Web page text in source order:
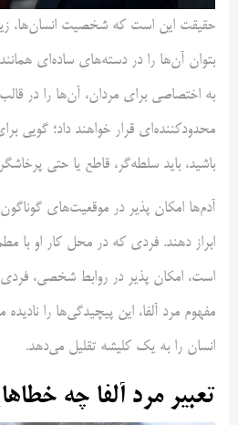
حقیقت این است که شخصیت انسان‌ها،
بتوان آن‌ها را در دسته‌های ساده‌ای همانند
به اختصاصی برای مردان، آن‌ها را در
محدودکننده‌ای قرار خواهند داد؛ گویی
باشید، باید سلطه‌گر، قاطع یا حتی
آدم‌ها امکان پذیر در موقعیت‌های
ابراز دهند. فردی که در محل کار او با
است، امکان پذیر در روابط شخصی، فردی
مفهوم مرد آلفا، این پیچیدگی‌ها را
انسان را به یک کلیشه تقلیل می‌دهد.
تعبیر مرد آلفا چه